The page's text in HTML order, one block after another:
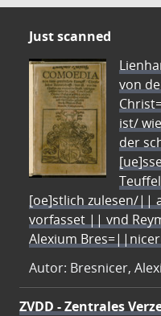
Just scanned
von
ist/
der
[oe]stlich zulesen/||
vorfasset || vnd
Alexium
Autor: Bresnicer,
ZVDD - Zentrales